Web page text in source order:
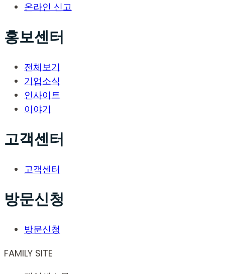
온라인 신고
홍보센터
전체보기
기업소식
인사이트
이야기
고객센터
고객센터
방문신청
방문신청
FAMILY SITE